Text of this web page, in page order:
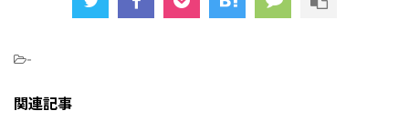
-
関連記事